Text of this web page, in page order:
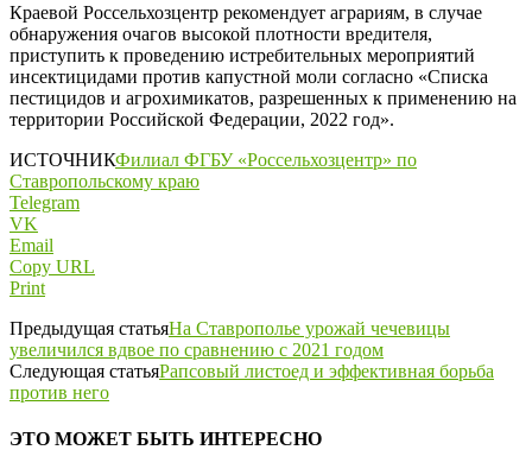
Краевой Россельхозцентр рекомендует аграриям, в случае
обнаружения очагов высокой плотности вредителя,
приступить к проведению истребительных мероприятий
инсектицидами против капустной моли согласно «Списка
пестицидов и агрохимикатов, разрешенных к применению на
территории Российской Федерации, 2022 год».
ИСТОЧНИКФилиал ФГБУ «Россельхозцентр» по
Ставропольскому краю
Telegram
VK
Email
Copy URL
Print
Предыдущая статьяНа Ставрополье урожай чечевицы
увеличился вдвое по сравнению с 2021 годом
Следующая статьяРапсовый листоед и эффективная борьба
против него
ЭТО МОЖЕТ БЫТЬ ИНТЕРЕСНО